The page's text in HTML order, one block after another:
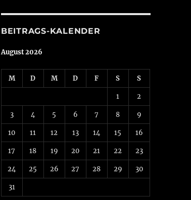
BEITRAGS-KALENDER
August 2026
M D M D F S S
1 2
3 4 5 6 7 8 9
10 11 12 13 14 15 16
17 18 19 20 21 22 23
24 25 26 27 28 29 30
31